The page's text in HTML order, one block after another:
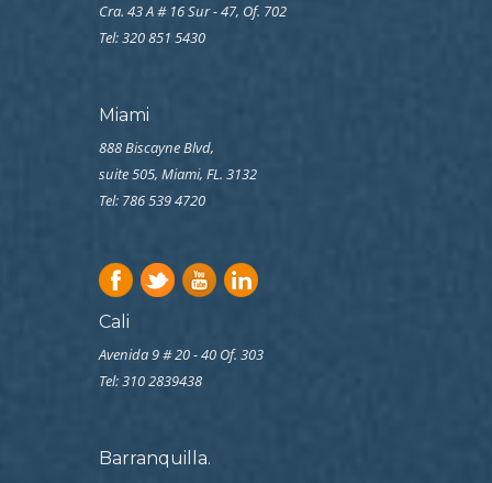
Cra. 43 A # 16 Sur - 47, Of. 702
Tel: 320 851 5430
Miami
888 Biscayne Blvd,
suite 505, Miami, FL. 3132
Tel: 786 539 4720
Cali
Avenida 9 # 20 - 40 Of. 303
Tel:310 2839438
Barranquilla.